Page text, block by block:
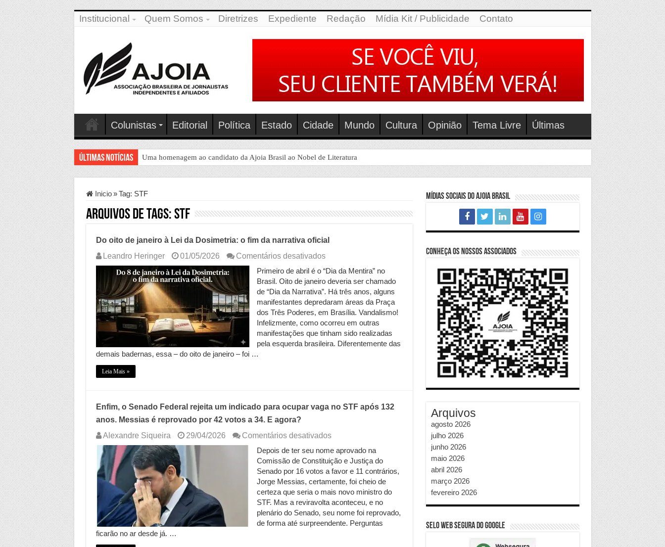
Institucional Quem Somos Diretrizes Expediente Redação Mídia Kit / Publicidade Contato
Colunistas Editorial Política Estado Cidade Mundo Cultura Opinião Tema Livre Últimas
Últimas Notícias Uma homenagem ao candidato da Ajoia Brasil ao Nobel de Literatura
Inicio » Tag: STF
Arquivos de Tags:STF
Do oito de janeiro à Lei da Dosimetria: o fim da narrativa oficial
Leandro Heringer
01/05/2026 Comentários desativadosem
oito
de
janeiro
à
Lei
da
Dosimetria:
o
fim
Primeiro de abril é o “Dia da Mentira” no
Brasil. Oito de janeiro deveria ser chamado
de “Dia da Narrativa”. Há três anos, alguns
manifestantes depredaram áreas da Praça
dos Três Poderes, em Brasília. Vandalismo!
Infelizmente, como ocorreu em outras
manifestações que tinham sido realizadas
pela esquerda brasileira. Diferentemente das
demais badernas, essa – do oito de janeiro – foi …
Leia Mais »
Enfim, o Senado Federal rejeita um indicado para ocupar vaga no STF após 132
anos. Messias é reprovado por 42 votos a 34. E agora?
Alexandre Siqueira
29/04/2026 Comentários desativadosem
o
Senado
Federal
rejeita
um
indicado
para
ocupar
vaga
Depois de ter seu nome aprovado na
Comissão de Constituição e Justiça do
Senado por 16 votos a favor e 11 contrários,
Jorge Messias, certamente, foi cheio de
certeza que seria o mais novo ministro do
STF. Mas a reviravolta aconteceu, e no
plenário do Senado, seu nome foi reprovado,
de forma até surpreendente. Perguntas
ficarão no ar desde já. …
Mídias Sociais do Ajoia Brasil
Conheça os nossos Associados
Arquivos
agosto 2026
julho 2026
junho 2026
maio 2026
abril 2026
março 2026
fevereiro 2026
SELO WEB SEGURA do GOOGLE